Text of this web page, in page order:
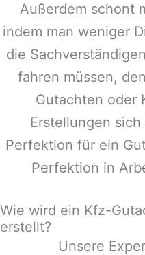
Außerdem schont
indem man weniger
die
fahren müssen,
Gutachten oder
Erstellungen
Perfektion für ein
Perfektion in
Wie wird ein Kfz-
erstellt?
Unsere